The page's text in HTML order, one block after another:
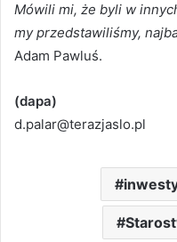
Mówili mi, że byli w
my przedstawiliśmy,
Adam Pawluś.
(dapa)
d.palar@terazjaslo.pl